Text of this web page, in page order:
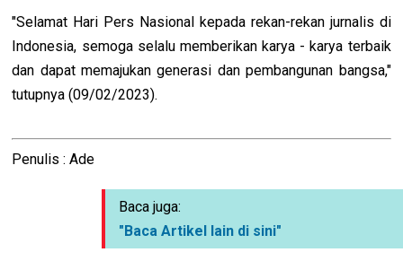
"Selamat Hari Pers Nasional kepada rekan-rekan jurnalis di
Indonesia, semoga selalu memberikan karya - karya terbaik
dan dapat memajukan generasi dan pembangunan bangsa,"
tutupnya (09/02/2023).
Penulis : Ade
Baca juga:
"Baca Artikel lain di sini"